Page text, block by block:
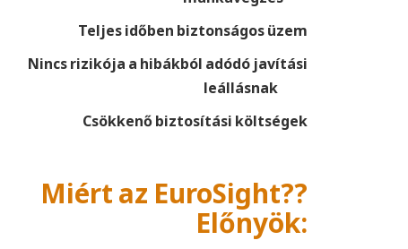
Teljes időben biztonságos üzem
Nincs rizikója a hibákból adódó javítási
leállásnak
Csökkenő biztosítási költségek
Miért az EuroSight??
Előnyök: